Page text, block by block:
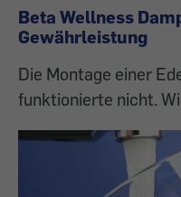
Beta Wellness
Gewährleistung
Die Montage einer
funktionierte nicht.